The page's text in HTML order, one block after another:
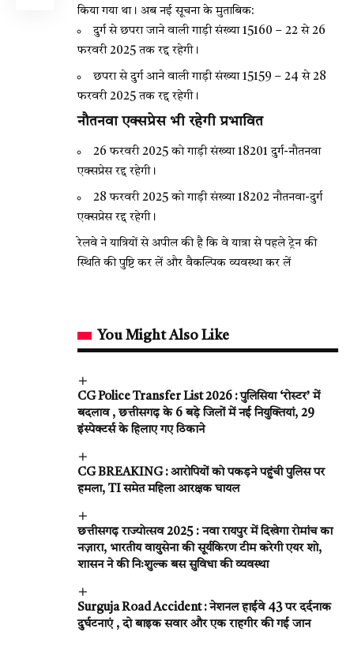
किया गया था। अब नई सूचना के मुताबिक:
दुर्ग से छपरा जाने वाली गाड़ी संख्या 15160 – 22 से 26
फरवरी 2025 तक रद्द रहेगी।
छपरा से दुर्ग आने वाली गाड़ी संख्या 15159 – 24 से 28
फरवरी 2025 तक रद्द रहेगी।
नौतनवा एक्सप्रेस भी रहेगी प्रभावित
26 फरवरी 2025 को गाड़ी संख्या 18201 दुर्ग-नौतनवा
एक्सप्रेस रद्द रहेगी।
28 फरवरी 2025 को गाड़ी संख्या 18202 नौतनवा-दुर्ग
एक्सप्रेस रद्द रहेगी।
रेलवे ने यात्रियों से अपील की है कि वे यात्रा से पहले ट्रेन की
स्थिति की पुष्टि कर लें और वैकल्पिक व्यवस्था कर लें
You Might Also Like
CG Police Transfer List 2026 : पुलिसिया ‘रोस्टर’ में
बदलाव , छत्तीसगढ़ के 6 बड़े जिलों में नई नियुक्तियां, 29
इंस्पेक्टर्स के हिलाए गए ठिकाने
CG BREAKING : आरोपियों को पकड़ने पहुंची पुलिस पर
हमला, TI समेत महिला आरक्षक घायल
छत्तीसगढ़ राज्योत्सव 2025 : नवा रायपुर में दिखेगा रोमांच का
नज़ारा, भारतीय वायुसेना की सूर्यकिरण टीम करेगी एयर शो,
शासन ने की निःशुल्क बस सुविधा की व्यवस्था
Surguja Road Accident : नेशनल हाईवे 43 पर दर्दनाक
दुर्घटनाएं , दो बाइक सवार और एक राहगीर की गई जान